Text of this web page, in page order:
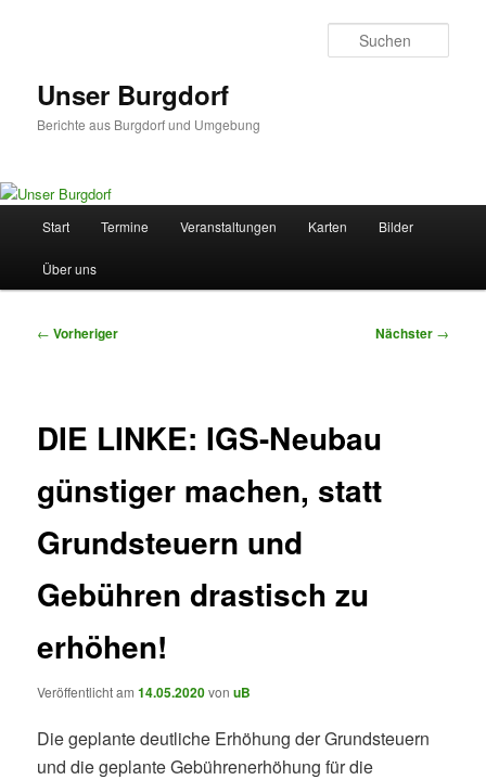
Unser Burgdorf
Berichte aus Burgdorf und Umgebung
Start Termine Veranstaltungen Karten Bilder
Über uns
Beitragsnavigation
← Vorheriger Nächster →
DIE LINKE: IGS-Neubau
günstiger machen, statt
Grundsteuern und
Gebühren drastisch zu
erhöhen!
Veröffentlicht am14.05.2020vonuB
Die geplante deutliche Erhöhung der Grundsteuern
und die geplante Gebührenerhöhung für die